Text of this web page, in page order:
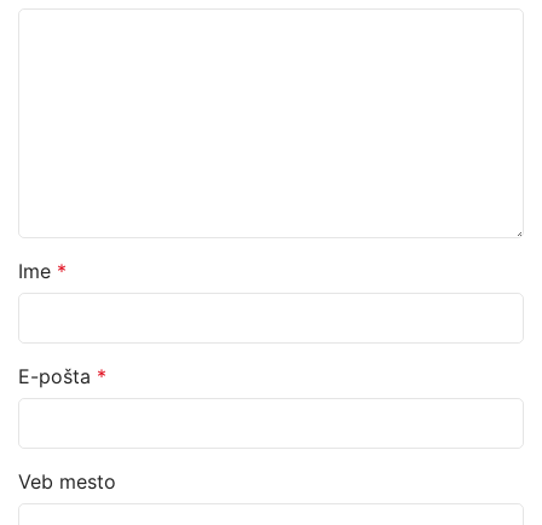
Ime *
E-pošta *
Veb mesto